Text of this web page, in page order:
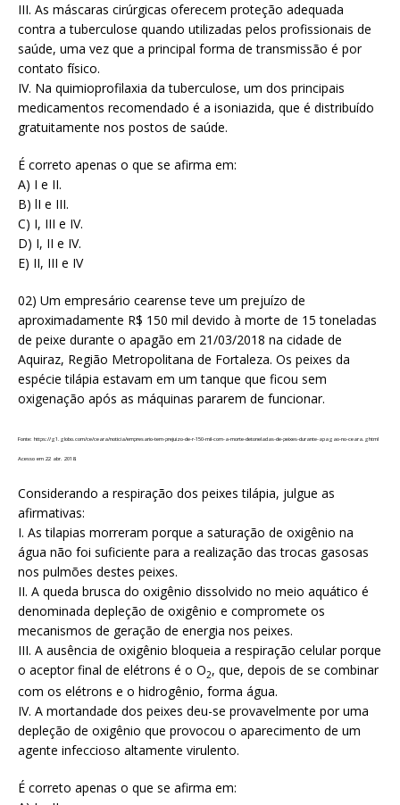
III. As máscaras cirúrgicas oferecem proteção adequada
contra a tuberculose quando utilizadas pelos profissionais de
saúde, uma vez que a principal forma de transmissão é por
contato físico.
IV. Na quimioprofilaxia da tuberculose, um dos principais
medicamentos recomendado é a isoniazida, que é distribuído
gratuitamente nos postos de saúde.
É correto apenas o que se afirma em:
A) I e II.
B) lI e III.
C) I, III e IV.
D) I, II e IV.
E) II, III e IV
02) Um empresário cearense teve um prejuízo de
aproximadamente R$ 150 mil devido à morte de 15 toneladas
de peixe durante o apagão em 21/03/2018 na cidade de
Aquiraz, Região Metropolitana de Fortaleza. Os peixes da
espécie tilápia estavam em um tanque que ficou sem
oxigenação após as máquinas pararem de funcionar.
Fonte: https://g1.globo.com/ce/ceara/noticia/empresario-tem-prejuizo-de-r-150-mil-com-a-morte-detoneladas-de-peixes-durante-apagao-no-ceara.ghtml
Acesso em 22 abr. 2018.
Considerando a respiração dos peixes tilápia, julgue as
afirmativas:
I. As tilapias morreram porque a saturação de oxigênio na
água não foi suficiente para a realização das trocas gasosas
nos pulmões destes peixes.
II. A queda brusca do oxigênio dissolvido no meio aquático é
denominada depleção de oxigênio e compromete os
mecanismos de geração de energia nos peixes.
III. A ausência de oxigênio bloqueia a respiração celular porque
o aceptor final de elétrons é o O2, que, depois de se combinar
com os elétrons e o hidrogênio, forma água.
IV. A mortandade dos peixes deu-se provavelmente por uma
depleção de oxigênio que provocou o aparecimento de um
agente infeccioso altamente virulento.
É correto apenas o que se afirma em: